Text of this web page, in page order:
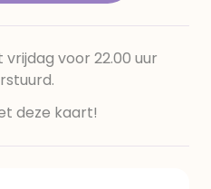
voor 22.00 uur
deze kaart!